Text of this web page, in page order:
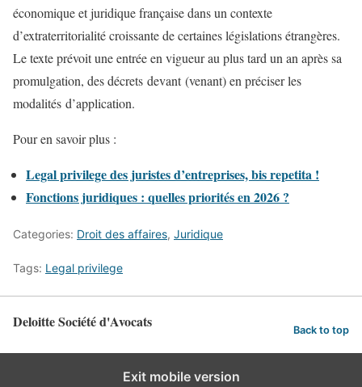
économique et juridique française dans un contexte
d’extraterritorialité croissante de certaines législations étrangères.
Le texte prévoit une entrée en vigueur au plus tard un an après sa
promulgation, des décrets devant (venant) en préciser les
modalités d’application.
Pour en savoir plus :
Legal privilege des juristes d’entreprises, bis repetita !
Fonctions juridiques : quelles priorités en 2026 ?
Categories: Droit des affaires, Juridique
Tags: Legal privilege
Deloitte Société d'Avocats Back to top
Exit mobile version